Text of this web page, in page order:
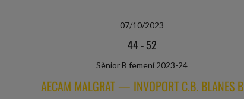
07/10/2023
44-52
Sènior B femení 2023-24
AECAM MALGRAT — INVOPORT C.B. BLANES B